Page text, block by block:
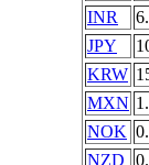
INR
JPY
KRW
MXN
NOK
NZD